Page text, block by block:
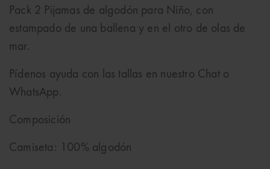
Pack 2 Pijamas de algodón para Niño, con
estampado de una ballena y en el otro de olas de
mar.
Pídenos ayuda con las tallas en nuestro Chat o
WhatsApp.
Composición
Camiseta: 100% algodón